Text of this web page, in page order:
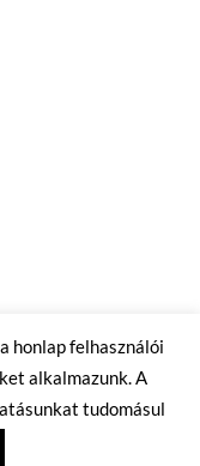
termékek,
honlap felhasználói
alkalmazunk. A
tudomásul